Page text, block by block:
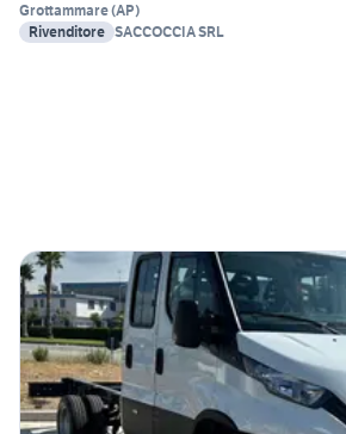
Grottammare(AP)
Rivenditore SACCOCCIA SRL